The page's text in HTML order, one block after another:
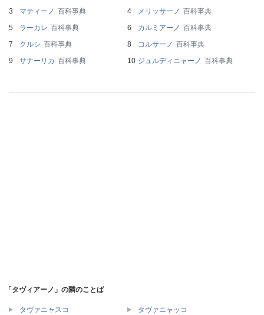
マティーノ 百科事典 メリッサーノ 百科事典
ラーカレ 百科事典 カルミアーノ 百科事典
クルシ 百科事典 コルサーノ 百科事典
サナーリカ 百科事典 ジュルディニャーノ 百科事典
「タヴィアーノ」の隣のことば
タヴァニャスコ
タヴァニャッコ